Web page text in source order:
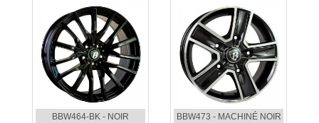
BBW464-BK - NOIR BBW473 - MACHINÉ NOIR